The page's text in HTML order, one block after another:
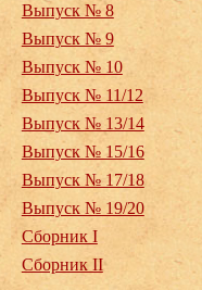
Выпуск № 8
Выпуск № 9
Выпуск № 10
Выпуск № 11/12
Выпуск № 13/14
Выпуск № 15/16
Выпуск № 17/18
Выпуск № 19/20
Сборник I
Сборник II